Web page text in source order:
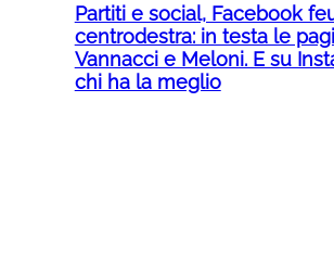
Partiti e social, Facebook
centrodestra: in testa le
Vannacci e Meloni. E su
chi ha la meglio